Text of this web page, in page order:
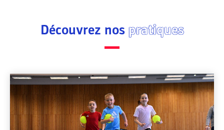
Découvrez nos pratiques